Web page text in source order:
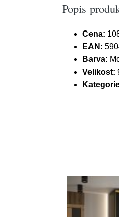
Popis
Cena:
EAN:
Barva:
Velikost: